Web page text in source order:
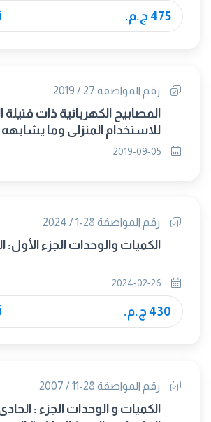
475 ج.م.
رقم المواصفة 27 / 2019
المصابيح الكهربائية ذات
للاستخدام المنزلى وما
رقم المواصفة 28-1 / 2024
الكميات والوحدات الجزء الأول: الفضاء والزمن
430 ج.م.
رقم المواصفة 28-11 / 2007
الكميات و الوحدات الجزء :